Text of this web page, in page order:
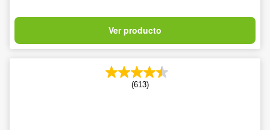
Ver producto
(613)